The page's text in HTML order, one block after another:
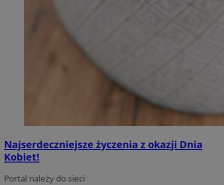
Najserdeczniejsze życzenia z okazji Dnia
Kobiet!
Portal należy do sieci